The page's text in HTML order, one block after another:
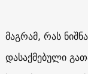
მაგრამ, რას
დასაქმებული